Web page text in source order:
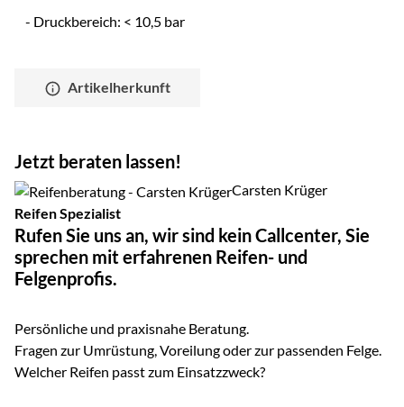
- Druckbereich: < 10,5 bar
Artikelherkunft
Jetzt beraten lassen!
Carsten Krüger
Reifen Spezialist
Rufen Sie uns an, wir sind kein Callcenter, Sie
sprechen mit erfahrenen Reifen- und
Felgenprofis.
Persönliche und praxisnahe Beratung.
Fragen zur Umrüstung, Voreilung oder zur passenden Felge.
Welcher Reifen passt zum Einsatzzweck?